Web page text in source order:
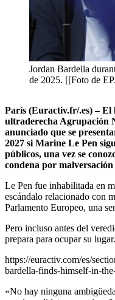
Jordan Bardella
de 2025. [[Foto de
París (Euractiv.fr/.es) – El
ultraderecha Agrupación
anunciado que se
2027 si Marine Le Pen
públicos, una vez se
condena por
Le Pen fue inhabilitada en
escándalo relacionado con
Parlamento Europeo, una
Pero incluso antes del
prepara para ocupar su lugar.
https://euractiv.com/es/
bardella-finds-himself-in-
«No hay ninguna